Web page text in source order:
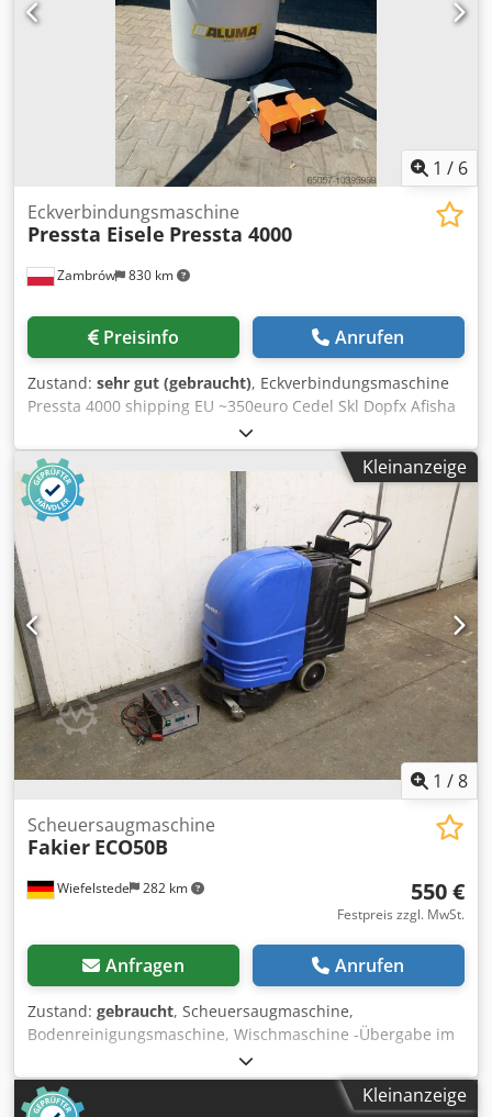
1 / 6
Zambrów 830 km
Eckverbindungsmaschine
Pressta Eisele Pressta 4000
Preisinfo Anrufen
Zustand: sehr gut (gebraucht), Eckverbindungsmaschine
Pressta 4000 shipping EU ~350euro Cedel Skl Dopfx Afisha
Kleinanzeige
1 /8
Wiefelstede 282 km
Scheuersaugmaschine
Fakier ECO50B
550 €
Festpreis zzgl. MwSt.
Anfragen Anrufen
Zustand: gebraucht, Scheuersaugmaschine,
Bodenreinigungsmaschine, Wischmaschine -Übergabe im
Istzustand wie besichtigt Chjdpfx Aec R S E Sjfiea -Gerät ist
ohne Batterie Bürste und Saugbalken -Arbeitsbreite: 500
mm -Ladegerät -Anzahl: 1 Stück vorhanden - Kleinanzeige